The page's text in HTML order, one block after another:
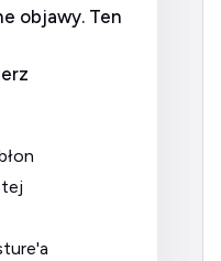
objawy. Ten